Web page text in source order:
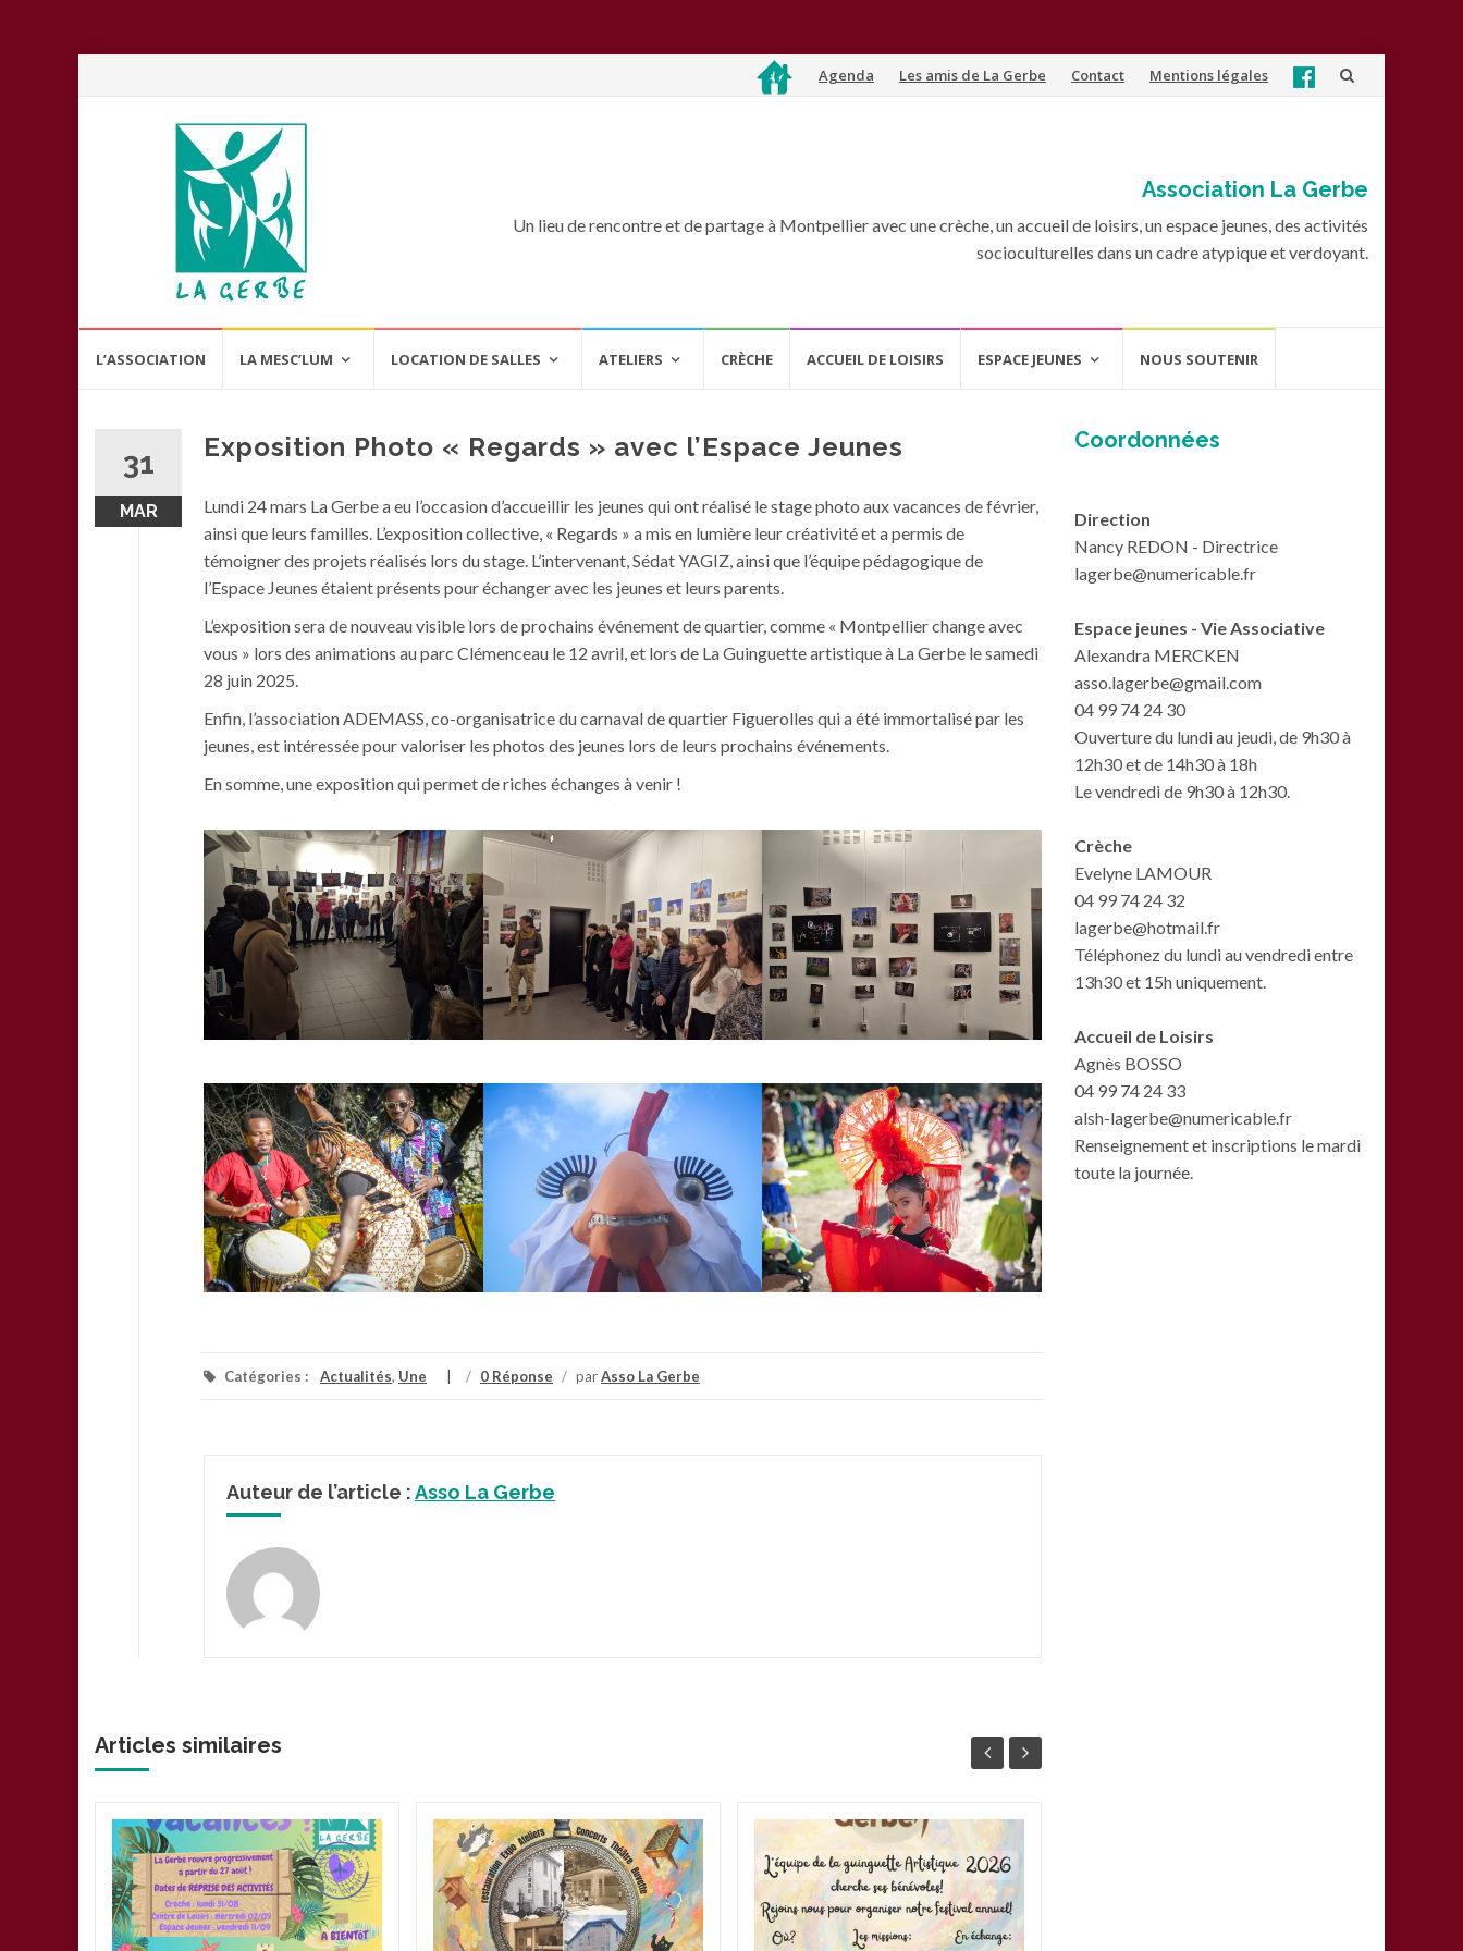
Aller Agenda Les amis de La Gerbe Contact Mentions légales
Association La Gerbe
Un lieu de rencontre et de partage à Montpellier avec une crèche, un accueil de loisirs, un espace jeunes, des activités
socioculturelles dans un cadre atypique et verdoyant.
L’ASSOCIATION LA MESC’LUM LOCATION DE SALLES ATELIERS CRÈCHE ACCUEIL DE LOISIRS ESPACE JEUNES NOUS SOUTENIR
31
MAR
Exposition Photo « Regards » avec l’Espace Jeunes
Lundi 24 mars La Gerbe a eu l’occasion d’accueillir les jeunes qui ont réalisé le stage photo aux vacances de février,
ainsi que leurs familles. L’exposition collective, « Regards » a mis en lumière leur créativité et a permis de
témoigner des projets réalisés lors du stage. L’intervenant, Sédat YAGIZ, ainsi que l’équipe pédagogique de
l’Espace Jeunes étaient présents pour échanger avec les jeunes et leurs parents.
L’exposition sera de nouveau visible lors de prochains événement de quartier, comme « Montpellier change avec
vous » lors des animations au parc Clémenceau le 12 avril, et lors de La Guinguette artistique à La Gerbe le samedi
28 juin 2025.
Enfin, l’association ADEMASS, co-organisatrice du carnaval de quartier Figuerolles qui a été immortalisé par les
jeunes, est intéressée pour valoriser les photos des jeunes lors de leurs prochains événements.
En somme, une exposition qui permet de riches échanges à venir !
Catégories : Actualités, Une / 0 Réponse / parAsso La Gerbe
Auteur de l’article :Asso La Gerbe
Articles similaires
Coordonnées
Direction
Nancy REDON - Directrice
lagerbe@numericable.fr
Espace jeunes - Vie Associative
Alexandra MERCKEN
asso.lagerbe@gmail.com
04 99 74 24 30
Ouverture du lundi au jeudi, de 9h30 à
12h30 et de 14h30 à 18h
Le vendredi de 9h30 à 12h30.
Crèche
Evelyne LAMOUR
04 99 74 24 32
lagerbe@hotmail.fr
Téléphonez du lundi au vendredi entre
13h30 et 15h uniquement.
Accueil de Loisirs
Agnès BOSSO
04 99 74 24 33
alsh-lagerbe@numericable.fr
Renseignement et inscriptions le mardi
toute la journée.